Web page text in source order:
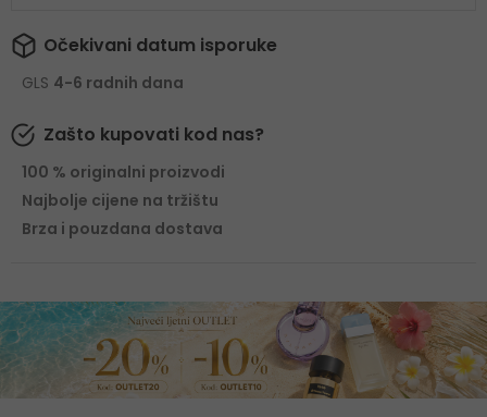
Očekivani datum isporuke
GLS 4-6 radnih dana
Zašto kupovati kod nas?
100 % originalni proizvodi
Najbolje cijene na tržištu
Brza i pouzdana dostava